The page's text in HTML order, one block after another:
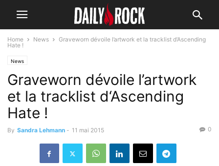
Home News
Graveworn dévoile l’artwork et la tracklist d‘Ascending
Hate !
News
Graveworn dévoile l’artwork
et la tracklist d‘Ascending
Hate !
By Sandra Lehmann - 11 mai 2015 0